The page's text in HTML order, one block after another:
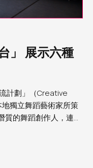
」 展示六種
計劃」（Creative
獨立舞蹈藝術家所策
的舞蹈創作人，連結
創作平台」，邀
的女舞蹈藝術家，於